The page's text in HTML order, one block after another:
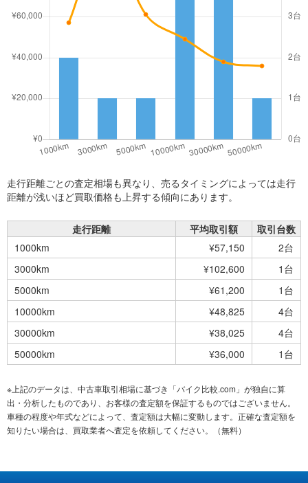
走行距離ごとの査定相場も異なり、売るタイミングによっては走行
距離が浅いほど買取価格も上昇する傾向にあります。
走行距離 平均取引額
取引台数
1000km
¥57,150
2台
3000km
¥102,600
1台
5000km
¥61,200
1台
10000km
¥48,825
4台
30000km
¥38,025
4台
50000km
¥36,000 1台
※上記のデータは、中古車取引相場に基づき「バイク比較.com」が独自に算
出・分析したものであり、お客様の査定額を保証するものではございません。
車種の程度や年式などによって、査定額は大幅に変動します。正確な査定額を
知りたい場合は、買取業者へ査定を依頼してください。（無料）